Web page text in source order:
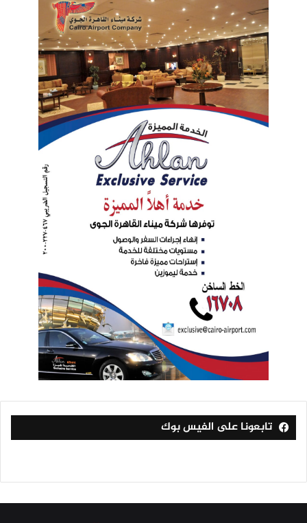
تابعونا على الفيس بوك